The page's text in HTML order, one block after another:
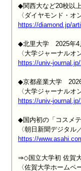
◆関西大など20校以
https://diamond.jp/
◆北里大学　2025年
https://univ-
◆京都産業大学　
https://univ-
◆国内初の「コスメ
https://
⇒◇国立大学初 佐賀